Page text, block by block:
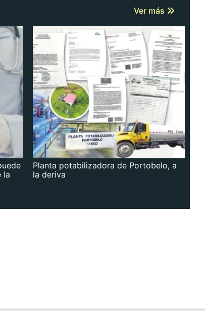
Ver más
la
Planta potabilizadora de Portobelo, a
la deriva